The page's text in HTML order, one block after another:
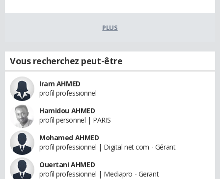
PLUS
Vous recherchez peut-être
Iram AHMED
profil professionnel
Hamidou AHMED
profil personnel | PARIS
Mohamed AHMED
profil professionnel | Digital net com - Gérant
Ouertani AHMED
profil professionnel | Mediapro - Gerant